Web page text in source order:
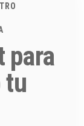
para
tu